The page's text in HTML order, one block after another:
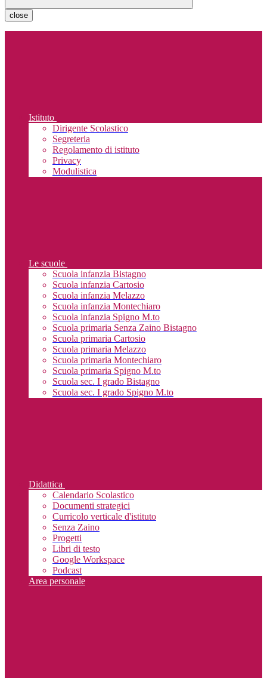
close
Istituto
Dirigente Scolastico
Segreteria
Regolamento di istituto
Privacy
Modulistica
Le scuole
Scuola infanzia Bistagno
Scuola infanzia Cartosio
Scuola infanzia Melazzo
Scuola infanzia Montechiaro
Scuola infanzia Spigno M.to
Scuola primaria Senza Zaino Bistagno
Scuola primaria Cartosio
Scuola primaria Melazzo
Scuola primaria Montechiaro
Scuola primaria Spigno M.to
Scuola sec. I grado Bistagno
Scuola sec. I grado Spigno M.to
Didattica
Calendario Scolastico
Documenti strategici
Curricolo verticale d'istituto
Senza Zaino
Progetti
Libri di testo
Google Workspace
Podcast
Area personale